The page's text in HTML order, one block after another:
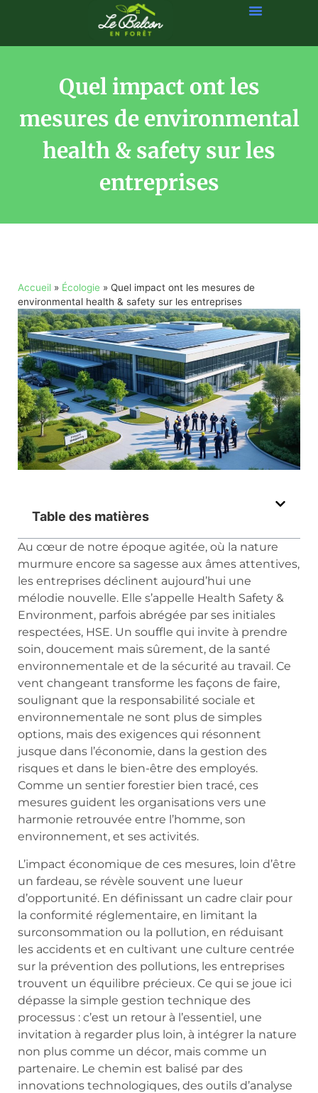
Quel impact ont les
mesures de environmental
health & safety sur les
entreprises
Accueil » Écologie » Quel impact ont les mesures de
environmental health & safety sur les entreprises
Table des matières
Au cœur de notre époque agitée, où la nature
murmure encore sa sagesse aux âmes attentives,
les entreprises déclinent aujourd’hui une
mélodie nouvelle. Elle s’appelle Health Safety &
Environment, parfois abrégée par ses initiales
respectées, HSE. Un souffle qui invite à prendre
soin, doucement mais sûrement, de la santé
environnementale et de la sécurité au travail. Ce
vent changeant transforme les façons de faire,
soulignant que la responsabilité sociale et
environnementale ne sont plus de simples
options, mais des exigences qui résonnent
jusque dans l’économie, dans la gestion des
risques et dans le bien-être des employés.
Comme un sentier forestier bien tracé, ces
mesures guident les organisations vers une
harmonie retrouvée entre l’homme, son
environnement, et ses activités.
L’impact économique de ces mesures, loin d’être
un fardeau, se révèle souvent une lueur
d’opportunité. En définissant un cadre clair pour
la conformité réglementaire, en limitant la
surconsommation ou la pollution, en réduisant
les accidents et en cultivant une culture centrée
sur la prévention des pollutions, les entreprises
trouvent un équilibre précieux. Ce qui se joue ici
dépasse la simple gestion technique des
processus : c’est un retour à l’essentiel, une
invitation à regarder plus loin, à intégrer la nature
non plus comme un décor, mais comme un
partenaire. Le chemin est balisé par des
innovations technologiques, des outils d’analyse